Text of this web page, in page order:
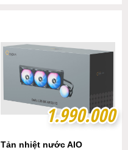
1.990.000
1.990.000
Tản nhiệt nước AIO